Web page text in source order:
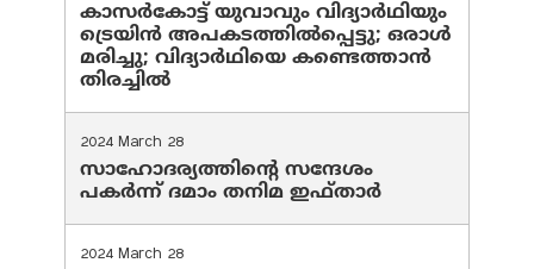
കാസർകോട്ട് യുവാവും വിദ്യാർഥിയും
ട്രെയിൻ അപകടത്തിൽപ്പെട്ടു; ഒരാൾ
മരിച്ചു; വിദ്യാർഥിയെ കണ്ടെത്താൻ
തിരച്ചിൽ
2024 March 28
സാഹോദര്യത്തിന്റെ സന്ദേശം
പകർന്ന് ദമാം തനിമ ഇഫ്‌താർ
2024 March 28